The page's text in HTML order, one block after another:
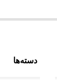
دسته‌ها